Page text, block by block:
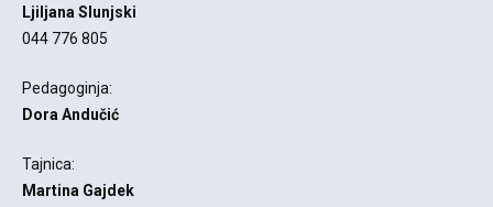
Ljiljana Slunjski
044 776 805
Pedagoginja:
Dora Andučić
Tajnica:
Martina Gajdek